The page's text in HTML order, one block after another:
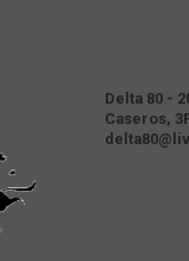
Delta 80 -
Caseros,